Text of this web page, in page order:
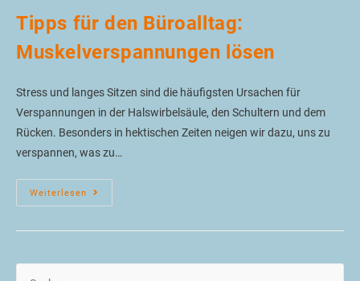
Tipps für den Büroalltag:
Muskelverspannungen lösen
Stress und langes Sitzen sind die häufigsten Ursachen für
Verspannungen in der Halswirbelsäule, den Schultern und dem
Rücken. Besonders in hektischen Zeiten neigen wir dazu, uns zu
verspannen, was zu…
Weiterlesen